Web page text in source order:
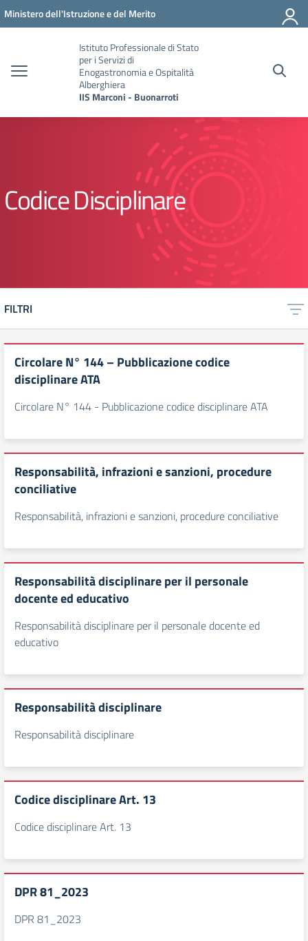
Vai ai contenuti
Vai al menu di navigazione
Vai al footer
Ministero dell'Istruzione e del Merito
Istituto Professionale di Stato
per i Servizi di
Enogastronomia e Ospitalità
Alberghiera
IIS Marconi - Buonarroti
Codice Disciplinare
FILTRI
Circolare N° 144 – Pubblicazione codice
disciplinare ATA
Circolare N° 144 - Pubblicazione codice disciplinare ATA
Responsabilità, infrazioni e sanzioni, procedure
conciliative
Responsabilità, infrazioni e sanzioni, procedure conciliative
Responsabilità disciplinare per il personale
docente ed educativo
Responsabilità disciplinare per il personale docente ed
educativo
Responsabilità disciplinare
Responsabilità disciplinare
Codice disciplinare Art. 13
Codice disciplinare Art. 13
DPR 81_2023
DPR 81_2023